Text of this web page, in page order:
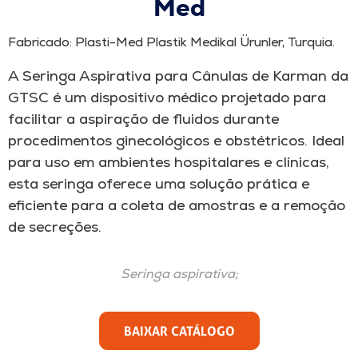
Med
Fabricado: Plasti-Med Plastik Medikal Ürunler, Turquia.
A Seringa Aspirativa para Cânulas de Karman da
GTSC é um dispositivo médico projetado para
facilitar a aspiração de fluidos durante
procedimentos ginecológicos e obstétricos. Ideal
para uso em ambientes hospitalares e clínicas,
esta seringa oferece uma solução prática e
eficiente para a coleta de amostras e a remoção
de secreções.
Seringa aspirativa;
BAIXAR CATÁLOGO